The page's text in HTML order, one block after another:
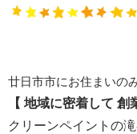
廿日市市にお住まいの
【 地域に密着して 創
クリーンペイントの